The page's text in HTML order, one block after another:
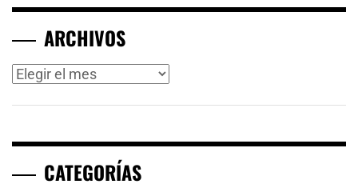
ARCHIVOS
Archivos
CATEGORÍAS